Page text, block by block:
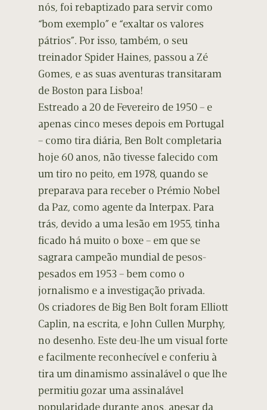
nós, foi rebaptizado para servir como
“bom exemplo” e “exaltar os valores
pátrios”. Por isso, também, o seu
treinador Spider Haines, passou a Zé
Gomes, e as suas aventuras transitaram
de Boston para Lisboa!
Estreado a 20 de Fevereiro de 1950 – e
apenas cinco meses depois em Portugal
– como tira diária, Ben Bolt completaria
hoje 60 anos, não tivesse falecido com
um tiro no peito, em 1978, quando se
preparava para receber o Prémio Nobel
da Paz, como agente da Interpax. Para
trás, devido a uma lesão em 1955, tinha
ficado há muito o boxe – em que se
sagrara campeão mundial de pesos-
pesados em 1953 – bem como o
jornalismo e a investigação privada.
Os criadores de Big Ben Bolt foram Elliott
Caplin, na escrita, e John Cullen Murphy,
no desenho. Este deu-lhe um visual forte
e facilmente reconhecível e conferiu à
tira um dinamismo assinalável o que lhe
permitiu gozar uma assinalável
popularidade durante anos, apesar da